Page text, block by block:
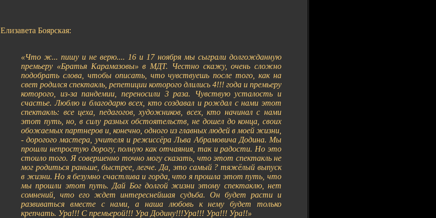
Елизавета Боярская:
«Что ж... пишу и не верю.... 16 и 17 ноября мы сыграли долгожданную
премьеру «Братья Карамазовы» в МДТ. Честно скажу, очень сложно
подобрать слова, чтобы описать, что чувствуешь после того, как на
свет родился спектакль, репетиции которого длились 4!!! года и премьеру
которого, из-за пандемии, переносили 3 раза. Чувствую усталость и
счастье. Люблю и благодарю всех, кто создавал и рождал с нами этот
спектакль: все цеха, педагогов, художников, всех, кто начинал с нами
этот путь, но, в силу разных обстоятельств, не дошел до конца, своих
обожаемых партнеров и, конечно, одного из главных людей в моей жизни,
- дорогого мастера, учителя и режиссёра Льва Абрамовича Додина. Мы
прошли непростую дорогу, полную как отчаяния, так и радости. Но это
стоило того. Я совершенно точно могу сказать, что этот спектакль не
мог родиться раньше, быстрее, легче. Да, это самый ? тяжёлый выпуск
в жизни. Но я безумно счастлива и горда, что я прошла этот путь, что
мы прошли этот путь. Дай Бог долгой жизни этому спектаклю, нет
сомнений, что его ждет интереснейшая судьба. Он будет расти и
развиваться вместе с нами, а наша любовь к нему будет только
крепчать. Ура!!! С премьерой!!! Ура Додину!!!Ура!!! Ура!!! Ура!!»